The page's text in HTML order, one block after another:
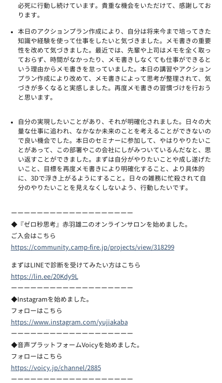
必死に行動し続けています。貴重な機会をいただけて、感謝してお
ります。
本日のアクションプラン作成により、自分は将来今まで培ってきた
知識や経験を使って仕事をしたいと気づきました。メモ書きの重要
性を改めて気づきました。最近では、先輩や上司はメモを全く取っ
ておらず、時間がなかったり、メモ書きしなくても仕事ができると
いう理由からメモ書きを怠っていました。本日の講習やアクション
プラン作成により改めて、メモ書きによって思考が整理されて、気
づきが多くなると実感しました。再度メモ書きの習慣づけを行おう
と思います。
自分の実現したいことがあり、それが明確化されました。日々の大
量な仕事に追われ、なかなか未来のことを考えることができないの
で良い機会でした。本日のセミナーに参加して、やはりやりたいこ
とがあって、この部署やこの会社にしがみついているんだなと、思
い返すことができました。まずは自分がやりたいことや成し遂げた
いこと、目標を再度メモ書きにより明確化すること、より具体的
に、3Dで浮き上がるようにすること。日々の雑務に忙殺されて自
分のやりたいことを見えなくしないよう、行動したいです。
ーーーーーーーーーーーーーーーーーーー
◆『ゼロ秒思考』赤羽雄二のオンラインサロンを始めました。
ご入会はこちら
https://community.camp-fire.jp/projects/view/318299
まずはLINEで診断を受けてみたい方はこちら
https://lin.ee/20Kdy9L
ーーーーーーーーーーーーーーーーーーー
◆Instagramを始めました。
フォローはこちら
https://www.instagram.com/yujiakaba
ーーーーーーーーーーーーーーーーーーー
◆音声プラットフォームVoicyを始めました。
フォローはこちら
https://voicy.jp/channel/2885
ーーーーーーーーーーーーーーーーーーー